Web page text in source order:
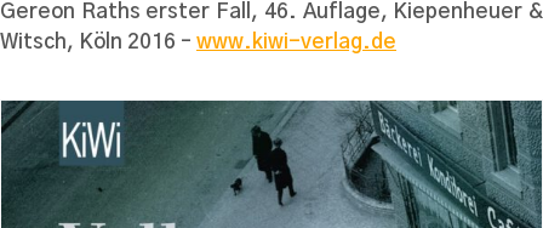
Gereon Raths erster Fall, 46. Auflage, Kiepenheuer &
Witsch, Köln 2016 – www.kiwi-verlag.de